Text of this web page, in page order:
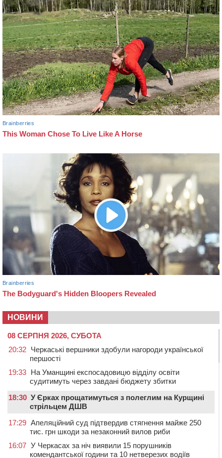
НОВИНИ
08 СЕРПНЯ 2026, СУБОТА
20:32 Черкаські вершники здобули нагороди української
першості
19:33 На Уманщині експосадовицю відділу освіти
судитимуть через завдані бюджету збитки
18:30 У Єрках прощатимуться з полеглим на Курщині
стрільцем ДШВ
17:29 Апеляційний суд підтвердив стягнення майже 250
тис. грн шкоди за незаконний вилов риби
16:07 У Черкасах за ніч виявили 15 порушників
комендантської години та 10 нетверезих водіїв